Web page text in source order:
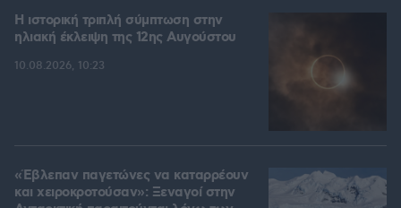
Η ιστορική τριπλή σύμπτωση στην
ηλιακή έκλειψη της 12ης Αυγούστου
10.08.2026, 10:23
«Έβλεπαν παγετώνες να καταρρέουν
και χειροκροτούσαν»: Ξεναγοί στην